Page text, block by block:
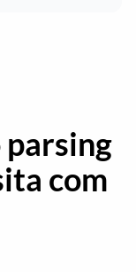
parsing
com